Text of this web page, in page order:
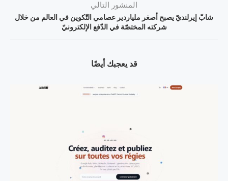
المنشور التالي
شابّ إيرلنديّ يصبح أصغر ملياردير عصامي التّكوين في العالم من خلال
شركته المختصّة في الدّفع الإلكترونيّ
قد يعجبك أيضًا